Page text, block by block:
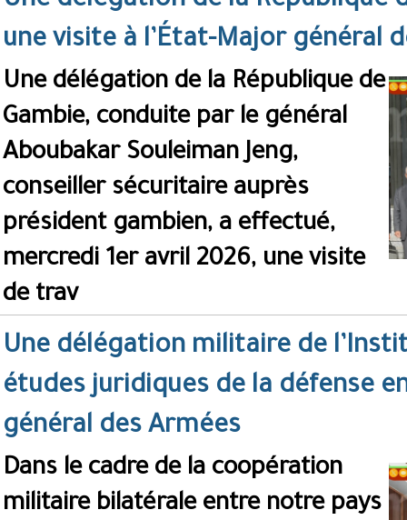
une visite à l’État-Major général
Une délégation de la République de
Gambie, conduite par le général
Aboubakar Souleiman Jeng,
conseiller sécuritaire auprès
président gambien, a effectué,
mercredi 1er avril 2026, une visite
de trav
Une délégation militaire de
études juridiques de la défense
général des Armées
Dans le cadre de la coopération
militaire bilatérale entre notre pays